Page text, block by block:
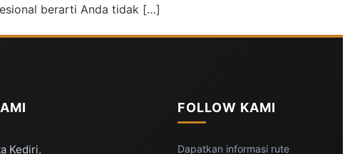
berarti Anda tidak […]
Kediri,
FOLLOW KAMI
Dapatkan informasi rute